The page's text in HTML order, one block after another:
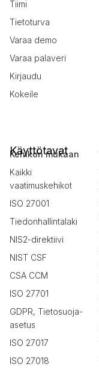
Tiimi
Tietoturva
Varaa demo
Varaa palaveri
Kirjaudu
Kokeile
Käyttötavat
Kehikon mukaan
Kaikki
vaatimuskehikot
ISO 27001
Tiedonhallintalaki
NIS2-direktiivi
NIST CSF
CSA CCM
ISO 27701
GDPR, Tietosuoja-
asetus
ISO 27017
ISO 27018